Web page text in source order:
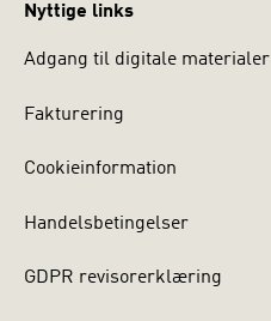
Nyttige links
Adgang til digitale materialer
Fakturering
Cookieinformation
Handelsbetingelser
GDPR revisorerklæring